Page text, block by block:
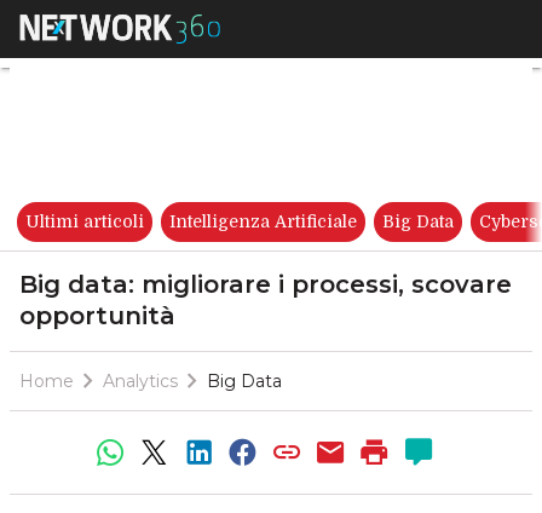
Big data: migliorare i
Ultimi articoli Intelligenza Artificiale Big Data
Big data: migliorare i processi, scovare
opportunità
Home Analytics Big Data